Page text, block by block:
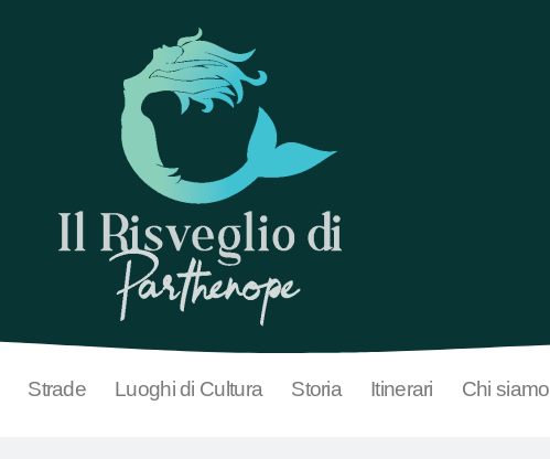
Strade Luoghi di Cultura Storia Itinerari Chi siamo